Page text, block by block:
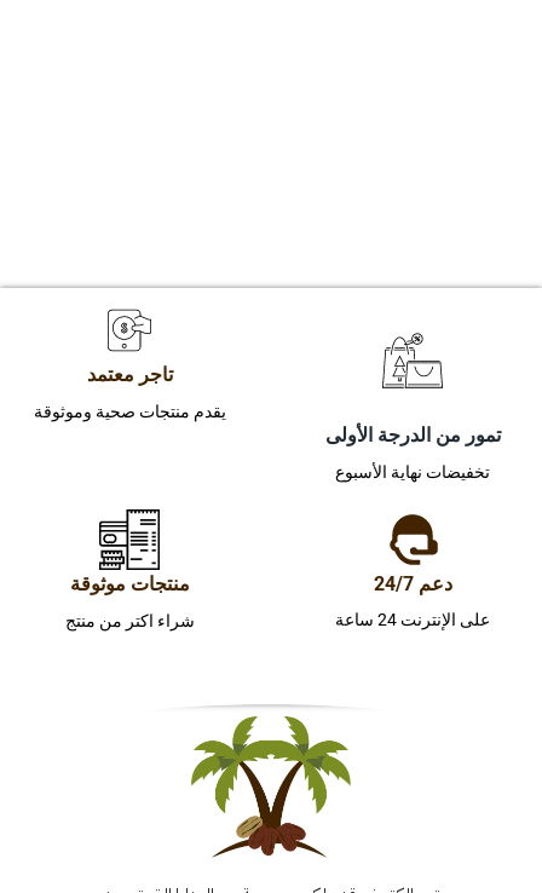
تمور من الدرجة الأولى
تخفيضات نهاية الأسبوع
تاجر معتمد
يقدم منتجات صحية وموثوقة
دعم 24/7
على الإنترنت 24 ساعة
منتجات موثوقة
شراء اكتر من منتج